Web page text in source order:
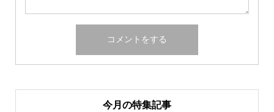
今月の特集記事